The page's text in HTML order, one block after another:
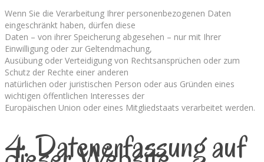
Wenn Sie die Verarbeitung Ihrer personenbezogenen Daten
eingeschränkt haben, dürfen diese
Daten – von ihrer Speicherung abgesehen – nur mit Ihrer
Einwilligung oder zur Geltendmachung,
Ausübung oder Verteidigung von Rechtsansprüchen oder zum
Schutz der Rechte einer anderen
natürlichen oder juristischen Person oder aus Gründen eines
wichtigen öffentlichen Interesses der
Europäischen Union oder eines Mitgliedstaats verarbeitet werden.
4. Datenerfassung auf